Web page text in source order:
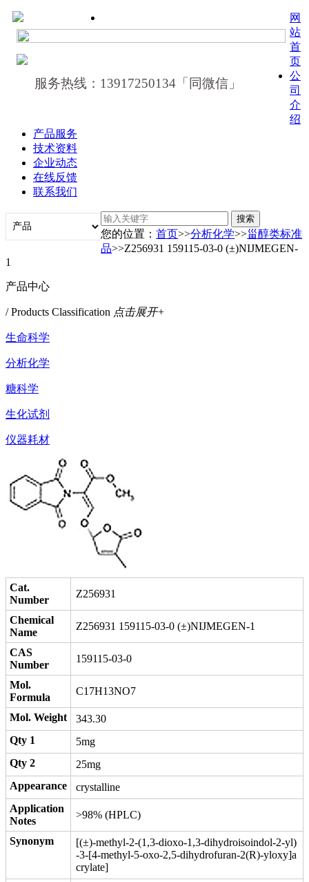
服务热线：13917250134「同微信」
网
站
首
页
公
司
介
绍
产品服务
技术资料
企业动态
在线反馈
联系我们
您的位置：首页>>分析化学>>甾醇类标准
品>>Z256931 159115-03-0 (±)NIJMEGEN-
1
产品中心
/ Products Classification 点击展开+
生命科学
分析化学
糖科学
生化试剂
仪器耗材
Cat.
Number
Z256931
Chemical
Name
Z256931 159115-03-0 (±)NIJMEGEN-1
CAS
Number
159115-03-0
Mol.
Formula
C17H13NO7
Mol. Weight
343.30
Qty 1
5mg
Qty 2
25mg
Appearance
crystalline
Application
Notes
>98% (HPLC)
Synonym
[(±)-methyl-2-(1,3-dioxo-1,3-dihydroisoindol-2-yl)
-3-[4-methyl-5-oxo-2,5-dihydrofuran-2(R)-yloxy]a
crylate]